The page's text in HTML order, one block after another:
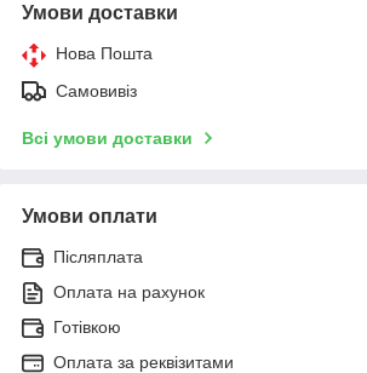
Умови доставки
Нова Пошта
Самовивіз
Всі умови доставки
Умови оплати
Післяплата
Оплата на рахунок
Готівкою
Оплата за реквізитами